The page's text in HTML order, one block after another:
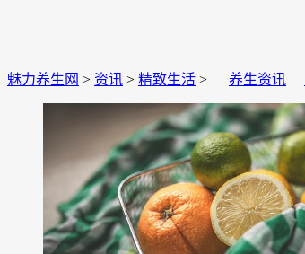
魅力养生网 > 资讯 > 精致生活 > 养生资讯